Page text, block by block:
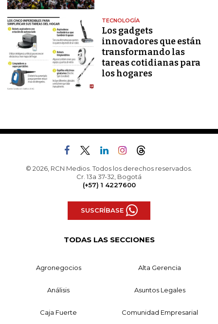
TECNOLOGÍA
Los gadgets
innovadores que están
transformando las
tareas cotidianas para
los hogares
© 2026, RCN Medios. Todos los derechos reservados.
Cr. 13a 37-32, Bogotá
(+57) 1 4227600
SUSCRÍBASE
TODAS LAS SECCIONES
Agronegocios Alta Gerencia
Análisis Asuntos Legales
Caja Fuerte Comunidad Empresarial